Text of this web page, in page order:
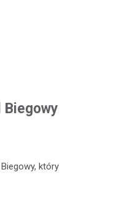
Biegowy
który